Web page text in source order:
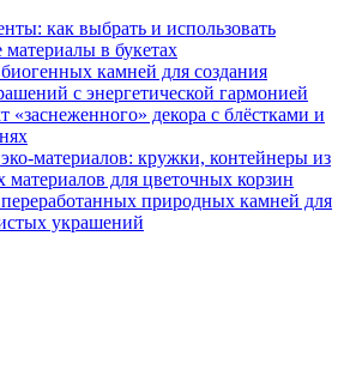
как выбрать и использовать
материалы в букетах
камней для создания
с энергетической гармонией
«заснеженного» декора с блёстками и
материалов: кружки, контейнеры из
материалов для цветочных корзин
природных камней для
украшений